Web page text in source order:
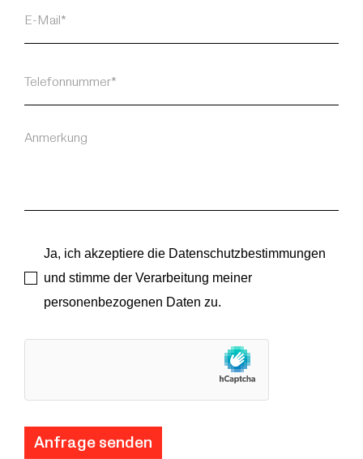
Ja, ich akzeptiere die Datenschutzbestimmungen
und stimme der Verarbeitung meiner
personenbezogenen Daten zu.